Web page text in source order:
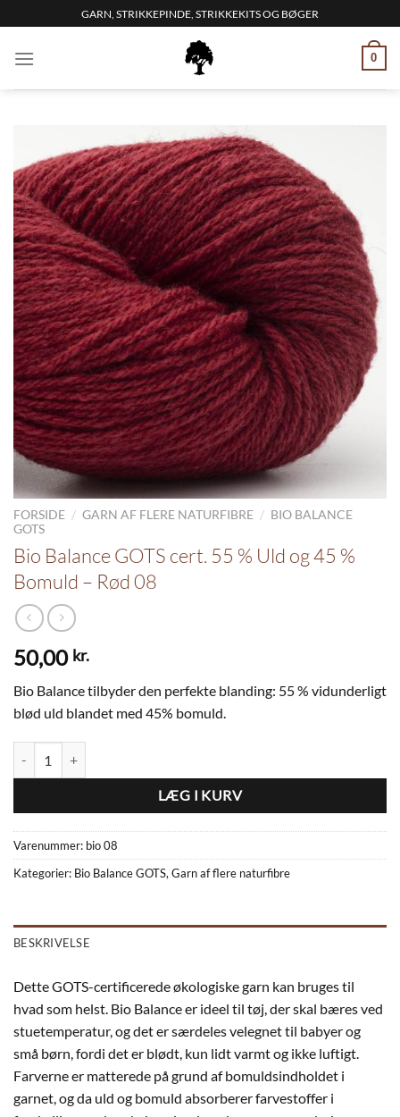
til
indhold
GARN, STRIKKEPINDE, STRIKKEKITS OG BØGER
0
FORSIDE / GARN AF FLERE NATURFIBRE / BIO BALANCE
GOTS
Bio Balance GOTS cert. 55 % Uld og 45 %
Bomuld – Rød 08
50,00 kr.
Bio Balance tilbyder den perfekte blanding: 55 % vidunderligt
blød uld blandet med 45% bomuld.
LÆG I KURV
Varenummer: bio 08
Kategorier: Bio Balance GOTS,Garn af flere naturfibre
BESKRIVELSE
Dette GOTS-certificerede økologiske garn kan bruges til
hvad som helst. Bio Balance er ideel til tøj, der skal bæres ved
stuetemperatur, og det er særdeles velegnet til babyer og
små børn, fordi det er blødt, kun lidt varmt og ikke luftigt.
Farverne er matterede på grund af bomuldsindholdet i
garnet, og da uld og bomuld absorberer farvestoffer i